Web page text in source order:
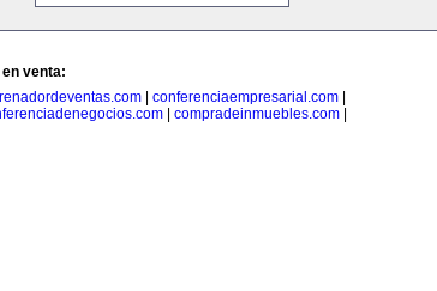
venta:
conferenciaempresarial.com
| compradeinmuebles.com|